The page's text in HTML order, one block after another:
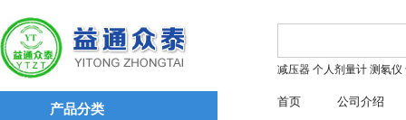
产品分类
减压器 个人剂量计 测氡仪
首页 公司介绍